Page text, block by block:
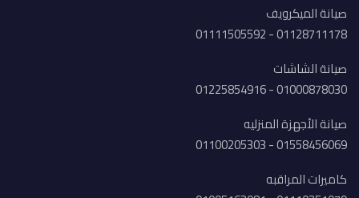
صيانة الميكرويف
01128711178 - 01111505592
صيانة الشاشات
01000878030 - 01225854916
صيانة الأجهزة المنزليه
01558456069 - 01100205303
كاميرات المراقبه